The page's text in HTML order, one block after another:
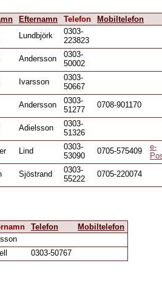
Efternamn Telefon
Mobiltelefon
Lundbjörk
0303-
223823
Andersson
0303-
50002
Ivarsson
0303-
50667
Andersson
0303-
51277
0708-901170
Adielsson
0303-
51326
Lind
0303-
53090
0705-575409
e-
Sjöstrand
0303-
55222
0705-220074
Telefon
Mobiltelefon
0303-50767